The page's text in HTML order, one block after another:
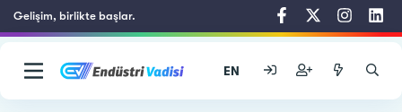
Gelişim, birlikte başlar.
EN